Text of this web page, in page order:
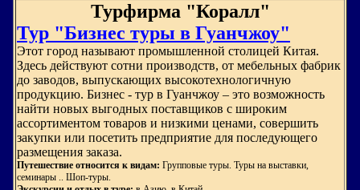
Турфирма "Коралл"
Тур "Бизнес туры в Гуанчжоу"
Этот город называют промышленной столицей Китая.
Здесь действуют сотни производств, от мебельных фабрик
до заводов, выпускающих высокотехнологичную
продукцию. Бизнес - тур в Гуанчжоу – это возможность
найти новых выгодных поставщиков с широким
ассортиментом товаров и низкими ценами, совершить
закупки или посетить предприятие для последующего
размещения заказа.
Путешествие относится к видам: Групповые туры. Туры на выставки,
семинары .. Шоп-туры.